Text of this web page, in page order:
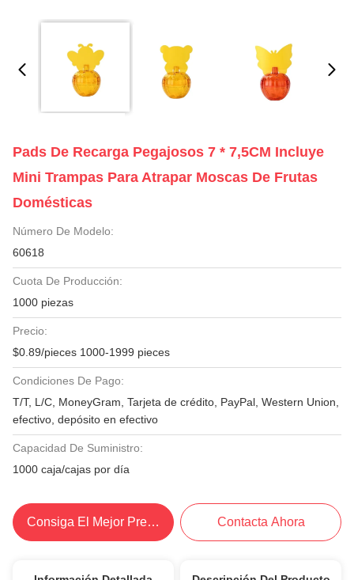
Pads De Recarga Pegajosos 7 * 7,5CM Incluye
Mini Trampas Para Atrapar Moscas De Frutas
Domésticas
Número De Modelo:
60618
Cuota De Producción:
1000 piezas
Precio:
$0.89/pieces 1000-1999 pieces
Condiciones De Pago:
T/T, L/C, MoneyGram, Tarjeta de crédito, PayPal, Western Union,
efectivo, depósito en efectivo
Capacidad De Suministro:
1000 caja/cajas por día
Consiga El Mejor Precio Contacta Ahora